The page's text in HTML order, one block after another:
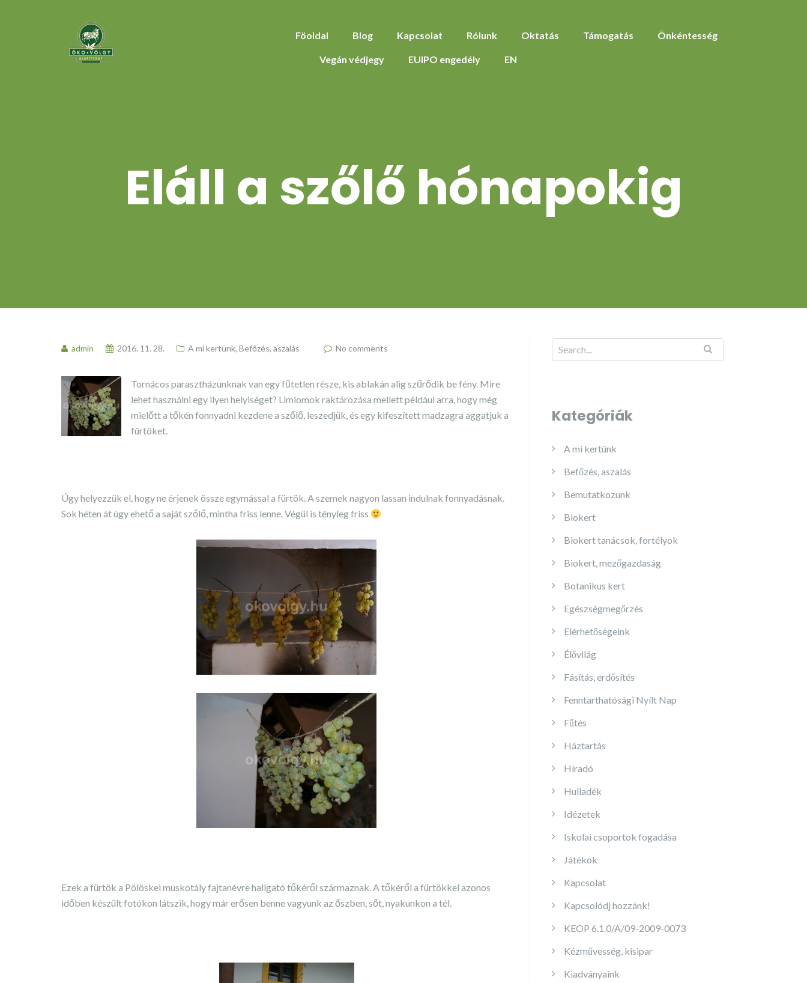
Föoldal Blog Kapcsolat Rólunk Oktatás Támogatás Önkéntesség
Vegán védjegy EUIPO engedély EN
Eláll a szőlő hónapokig
admin 2016. 11. 28. A mi kertünk, Befőzés, aszalás No comments
Tornácos parasztházunknak van egy fűtetlen része, kis ablakán alig szűrődik be fény. Mire
lehet használni egy ilyen helyiséget? Limlomok raktározása mellett például arra, hogy még
mielőtt a tőkén fonnyadni kezdene a szőlő, leszedjük, és egy kifeszített madzagra aggatjuk a
fürtöket.
Úgy helyezzük el, hogy ne érjenek össze egymással a fürtök. A szemek nagyon lassan indulnak fonnyadásnak.
Sok héten át úgy ehető a saját szőlő, mintha friss lenne. Végül is tényleg friss
Ezek a fürtök a Pölöskei muskotály fajtanévre hallgató tőkéről származnak. A tőkéről a fürtökkel azonos
időben készült fotókon látszik, hogy már erősen benne vagyunk az őszben, sőt, nyakunkon a tél.
Kategóriák
A mi kertünk
Befőzés, aszalás
Bemutatkozunk
Biokert
Biokert tanácsok, fortélyok
Biokert, mezőgazdaság
Botanikus kert
Egészségmegőrzés
Elérhetőségeink
Élővilág
Fásítás, erdősítés
Fenntarthatósági Nyílt Nap
Fűtés
Háztartás
Híradó
Hulladék
Idézetek
Iskolai csoportok fogadása
Játékok
Kapcsolat
Kapcsolódj hozzánk!
KEOP 6.1.0/A/09-2009-0073
Kézművesség, kisipar
Kiadványaink